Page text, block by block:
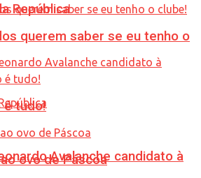
República
Avalanche candidato à
querem saber se eu tenho o
é tudo!
ovo de Páscoa